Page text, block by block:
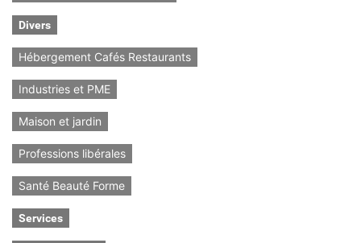
Divers
Hébergement Cafés Restaurants
Industries et PME
Maison et jardin
Professions libérales
Santé Beauté Forme
Services